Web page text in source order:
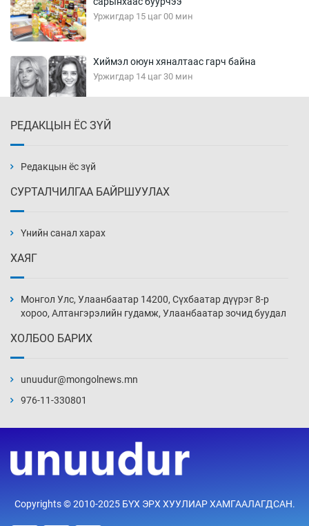
Уржигдар 15 цаг 00 мин
Хиймэл оюун хяналтаас гарч байна
Уржигдар 14 цаг 30 мин
Уржигдар 14 цаг 00 мин
нэмэгджээ
Уржигдар 13 цаг 30 мин
Уржигдар 13 цаг 00 мин
Уржигдар 12 цаг 30 мин
үйлчилж буй гэв
РЕДАКЦЫН ЁС ЗҮЙ
Редакцын ёс зүй
СУРТАЛЧИЛГАА БАЙРШУУЛАХ
Үнийн санал харах
ХАЯГ
Монгол Улс, Улаанбаатар 14200, Сүхбаатар дүүрэг 8-р
хороо, Алтангэрэлийн гудамж, Улаанбаатар зочид буудал
ХОЛБОО БАРИХ
unuudur@mongolnews.mn
976-11-330801
Copyrights © 2010-2025 БҮХ ЭРХ ХУУЛИАР ХАМГААЛАГДСАН.